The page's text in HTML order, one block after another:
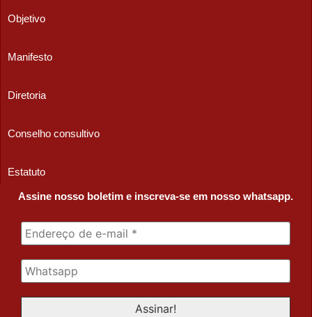
Objetivo
Manifesto
Diretoria
Conselho consultivo
Estatuto
Assine nosso boletim e inscreva-se em nosso whatsapp.